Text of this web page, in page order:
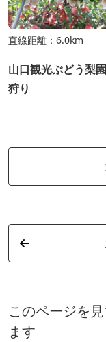
直線距離：6.0km
山口観光ぶどう梨
狩り
このページを
ます